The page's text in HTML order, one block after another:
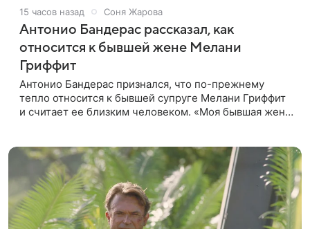
15 часов назад Соня Жарова
Антонио Бандерас рассказал, как
относится к бывшей жене Мелани
Гриффит
Антонио Бандерас признался, что по-прежнему
тепло относится к бывшей супруге Мелани Гриффит
и считает ее близким человеком. «Моя бывшая жена